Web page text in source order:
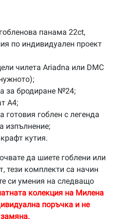
панама 22ct,
по индивидуален проект
чилета Ariadna или DMC
за бродиране №24;
А4;
готовия гоблен с легенда
изпълнение;
кутия.
да шиете гоблени или
тези комплекти са начин
си умения на следващо
колекция на Милена
поръчка и не